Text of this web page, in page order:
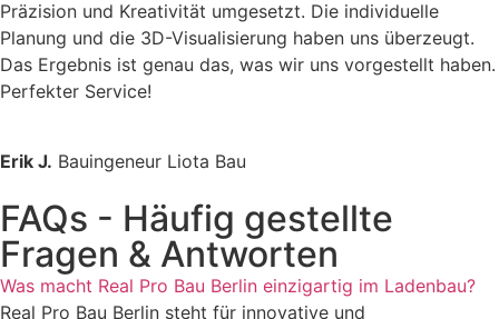
Präzision und Kreativität umgesetzt. Die individuelle
Planung und die 3D-Visualisierung haben uns überzeugt.
Das Ergebnis ist genau das, was wir uns vorgestellt haben.
Perfekter Service!
Erik J. Bauingeneur Liota Bau
FAQs - Häufig gestellte
Fragen & Antworten
Was macht Real Pro Bau Berlin einzigartig im Ladenbau?
Real Pro Bau Berlin steht für innovative und